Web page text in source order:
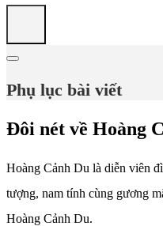
Phụ lục bài viết
Đôi nét về Hoàng
Hoàng Cảnh Du là diễn viên
tượng, nam tính cùng gương
Hoàng Cảnh Du.